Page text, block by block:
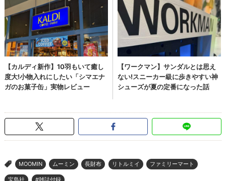
> MOOMIN ムーミン 長財布 リトルミイ ファミリーマート